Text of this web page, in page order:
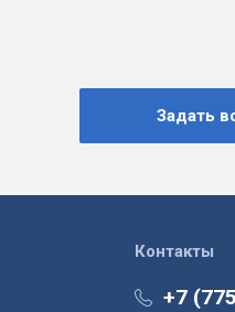
Контакты
+7